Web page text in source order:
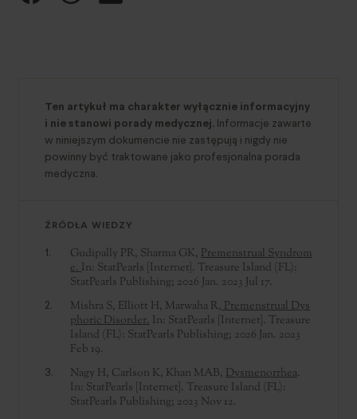
Ten artykuł ma charakter wyłącznie informacyjny
i nie stanowi porady medycznej. Informacje zawarte
w niniejszym dokumencie nie zastępują i nigdy nie
powinny być traktowane jako profesjonalna porada
medyczna.
ŹRÓDŁA WIEDZY
Gudipally PR, Sharma GK, Premenstrual Syndrom
e.In: StatPearls [Internet]. Treasure Island (FL):
StatPearls Publishing; 2026 Jan. 2023 Jul 17.
Mishra S, Elliott H, Marwaha R,Premenstrual Dys
phoric Disorder. In: StatPearls [Internet]. Treasure
Island (FL): StatPearls Publishing; 2026 Jan. 2023
Feb 19.
Nagy H, Carlson K, Khan MAB, Dysmenorrhea.
In: StatPearls [Internet]. Treasure Island (FL):
StatPearls Publishing; 2023 Nov 12.